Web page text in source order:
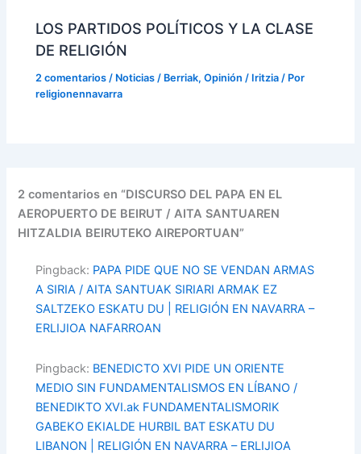
LOS PARTIDOS POLÍTICOS Y LA CLASE
DE RELIGIÓN
2 comentarios / Noticias / Berriak,Opinión / Iritzia / Por
religionennavarra
2 comentarios en “DISCURSO DEL PAPA EN EL
AEROPUERTO DE BEIRUT / AITA SANTUAREN
HITZALDIA BEIRUTEKO AIREPORTUAN”
Pingback: PAPA PIDE QUE NO SE VENDAN ARMAS
A SIRIA / AITA SANTUAK SIRIARI ARMAK EZ
SALTZEKO ESKATU DU | RELIGIÓN EN NAVARRA –
ERLIJIOA NAFARROAN
Pingback: BENEDICTO XVI PIDE UN ORIENTE
MEDIO SIN FUNDAMENTALISMOS EN LÍBANO /
BENEDIKTO XVI.ak FUNDAMENTALISMORIK
GABEKO EKIALDE HURBIL BAT ESKATU DU
LIBANON | RELIGIÓN EN NAVARRA – ERLIJIOA